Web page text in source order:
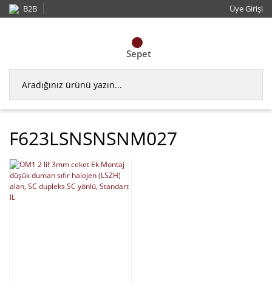
B2B Üye Girişi
Sepet
F623LSNSNSNM027